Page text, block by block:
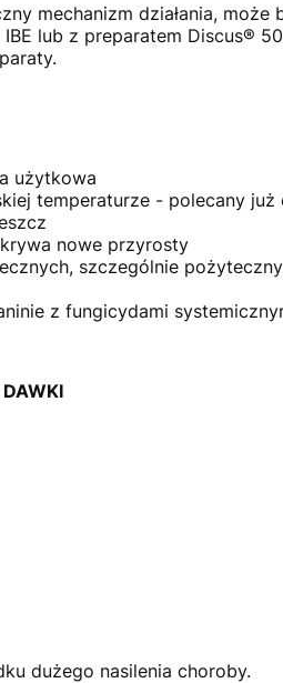
mechanizm działania,
lub z preparatem Discus®
użytkowa
temperaturze - polecany
nowe przyrosty
szczególnie
z fungicydami
dużego nasilenia choroby.